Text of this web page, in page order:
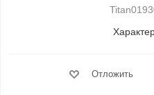
Отложить